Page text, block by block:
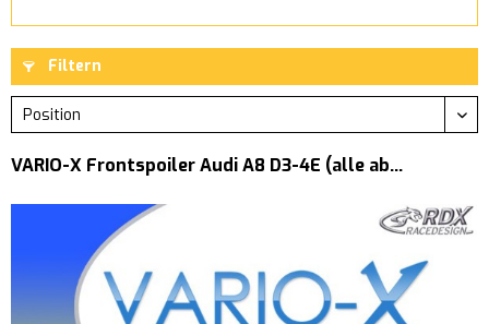
Filtern
VARIO-X Frontspoiler Audi A8 D3-4E (alle ab...